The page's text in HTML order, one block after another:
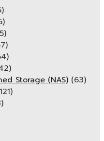
Storage (NAS) (63)